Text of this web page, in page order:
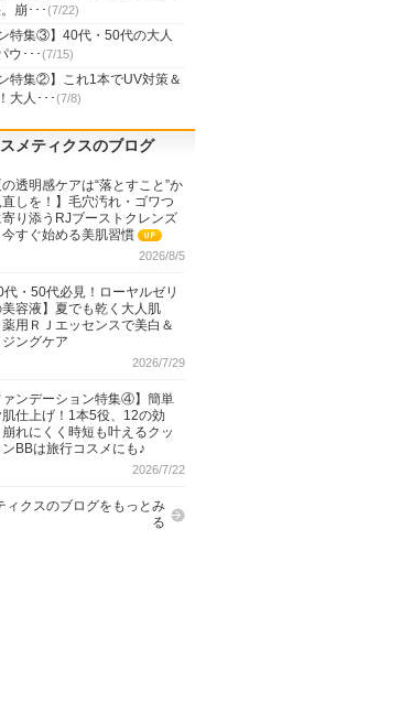
崩･･･(7/22)
特集③】40代・50代の大人
ウ･･･(7/15)
特集②】これ1本でUV対策＆
大人･･･(7/8)
メティクスのブログ
の透明感ケアは“落とすこと”か
直しを！】毛穴汚れ・ゴワつ
寄り添うRJブーストクレンズ
すぐ始める美肌習慣
UP
2026/8/5
代・50代必見！ローヤルゼリ
美容液】夏でも乾く大人肌
用ＲＪエッセンスで美白＆
ジングケア
2026/7/29
ァンデーション特集④】簡単
肌仕上げ！1本5役、12の効
れにくく時短も叶えるクッ
ンBBは旅行コスメにも♪
2026/7/22
ィクスのブログをもっとみ
る